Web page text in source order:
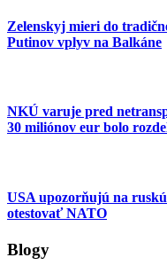
Zelenskyj mieri do
Putinov vplyv na Balkáne
NKÚ varuje pred
30 miliónov eur bolo
USA upozorňujú na
otestovať NATO
Blogy